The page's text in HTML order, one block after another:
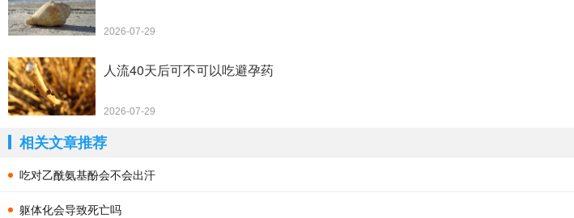
2026-07-29
人流40天后可不可以吃避孕药
2026-07-29
相关文章推荐
吃对乙酰氨基酚会不会出汗
躯体化会导致死亡吗